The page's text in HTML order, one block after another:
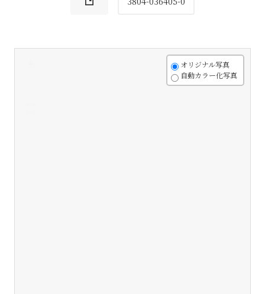
オリジナル写真
自動カラー化写真